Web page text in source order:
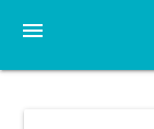
menu